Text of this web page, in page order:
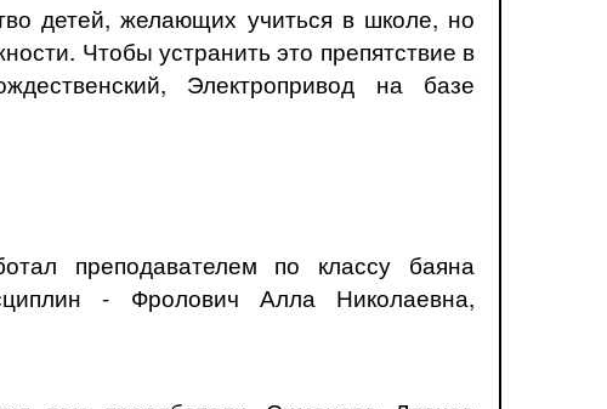
детей, желающих учиться в школе, но
Чтобы устранить это препятствие в
Электропривод на базе
преподавателем по классу баяна
- Фролович Алла Николаевна,